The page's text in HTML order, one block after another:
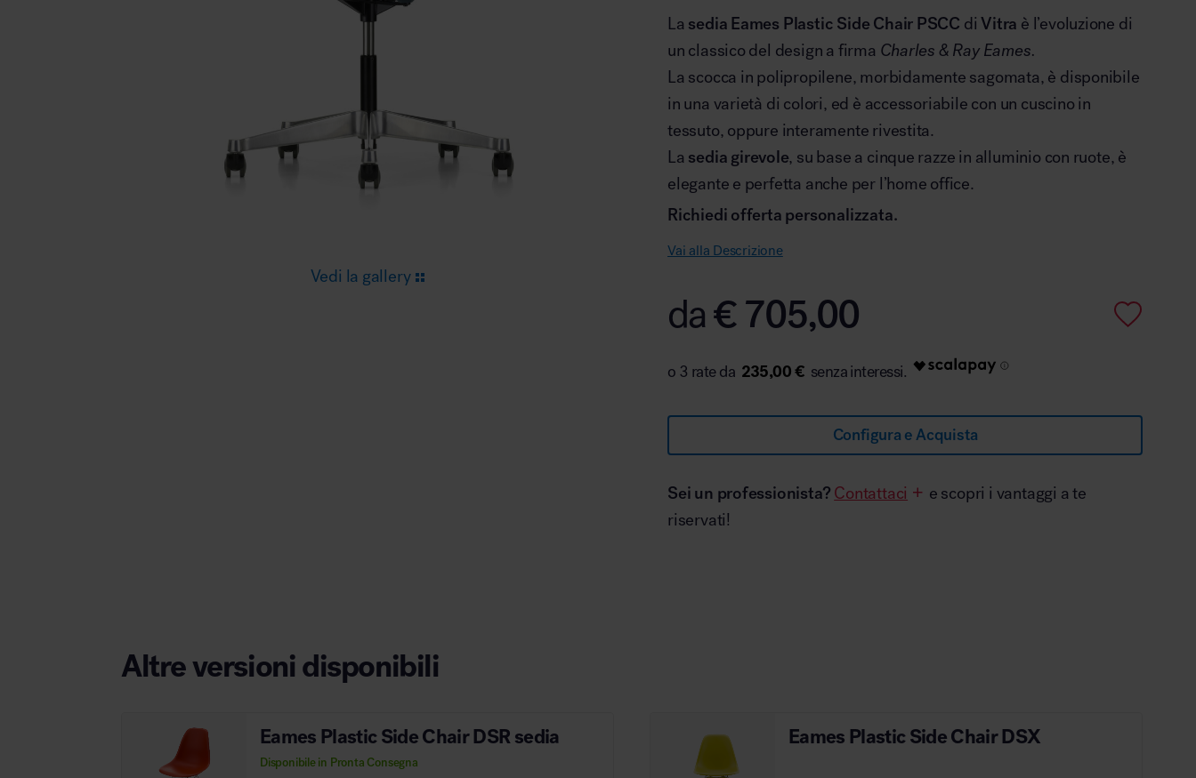
Vedi la gallery
La sedia Eames Plastic Side Chair PSCC diVitra è l’evoluzione di
un classico del design a firma Charles & Ray Eames.
La scocca in polipropilene, morbidamente sagomata, è disponibile
in una varietà di colori, ed è accessoriabile con un cuscino in
tessuto, oppure interamente rivestita.
La sedia girevole, su base a cinque razze in alluminio con ruote, è
elegante e perfetta anche per l’home office.
Richiedi offerta personalizzata.
Vai alla Descrizione
da€705,00
235,00 €
Configura e Acquista
Sei un professionista? Contattaci
e scopri i vantaggi a te
riservati!
Altre versioni disponibili
Eames Plastic Side Chair DSR sedia
Disponibile in Pronta Consegna
Eames Plastic Side Chair DSX